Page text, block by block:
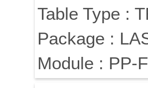
Table Type :
Package :
Module : PP-